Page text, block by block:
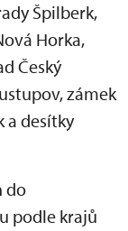
Špilberk,
Horka,
Český
zámek
a desítky
do
podle krajů